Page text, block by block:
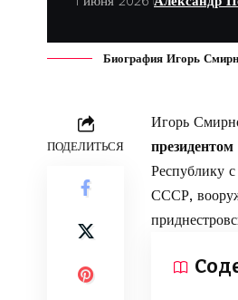
Биография Игорь
ПОДЕЛИТЬСЯ
Игорь
Республику
СССР,